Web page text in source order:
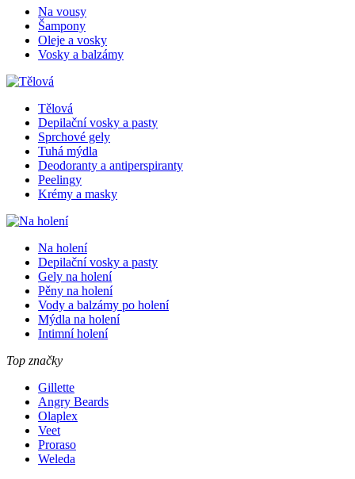
Na vousy
Šampony
Oleje a vosky
Vosky a balzámy
Tělová
Depilační vosky a pasty
Sprchové gely
Tuhá mýdla
Deodoranty a antiperspiranty
Peelingy
Krémy a masky
Na holení
Depilační vosky a pasty
Gely na holení
Pěny na holení
Vody a balzámy po holení
Mýdla na holení
Intimní holení
Top značky
Gillette
Angry Beards
Olaplex
Veet
Proraso
Weleda